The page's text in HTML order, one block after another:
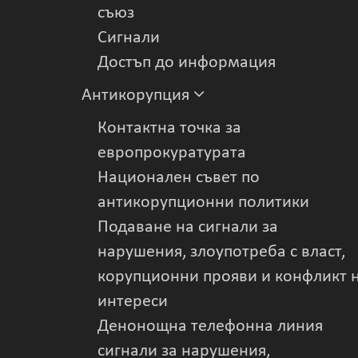
съюз
Сигнали
Достъп до информация
Антикорупция
Контактна точка за
европрокуратурата
Национален съвет по
антикорупционни политики
Подаване на сигнали за
нарушения, злоупотреба с власт,
корупционни прояви и конфликт
интереси
Денонощна телефонна линия
сигнали за нарушения,